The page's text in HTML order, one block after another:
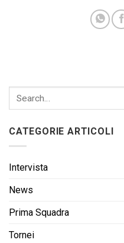
CATEGORIE ARTICOLI
Intervista
News
Prima Squadra
Tornei